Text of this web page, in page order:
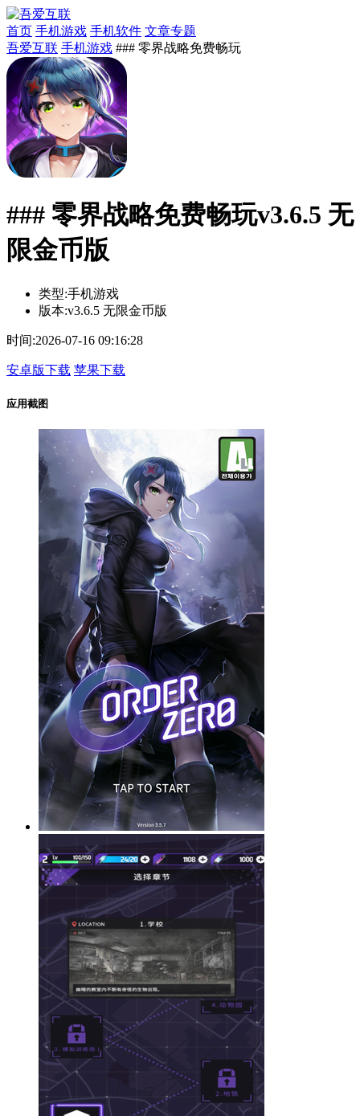
首页 手机游戏 手机软件 文章专题
吾爱互联 手机游戏 ### 零界战略免费畅玩
### 零界战略免费畅玩v3.6.5 无
限金币版
类型:手机游戏
版本:v3.6.5 无限金币版
时间:2026-07-16 09:16:28
安卓版下载 苹果下载
应用截图